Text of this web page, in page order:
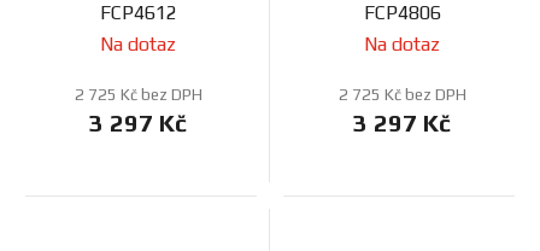
FCP4612
Na dotaz
2 725 Kč bez DPH
3 297 Kč
FCP4806
Na dotaz
2 725 Kč bez DPH
3 297 Kč